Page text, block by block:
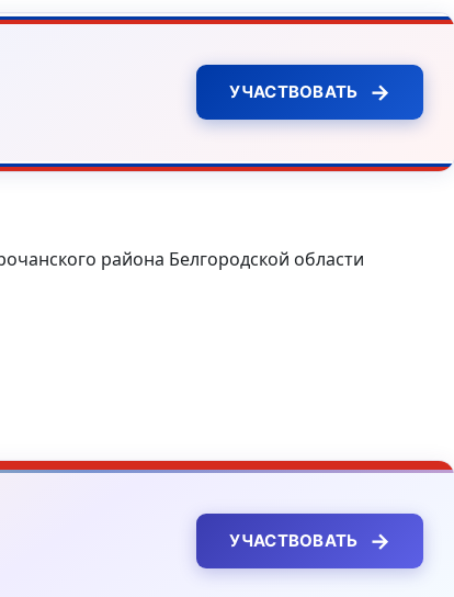
УЧАСТВОВАТЬ →
района Белгородской области
УЧАСТВОВАТЬ →